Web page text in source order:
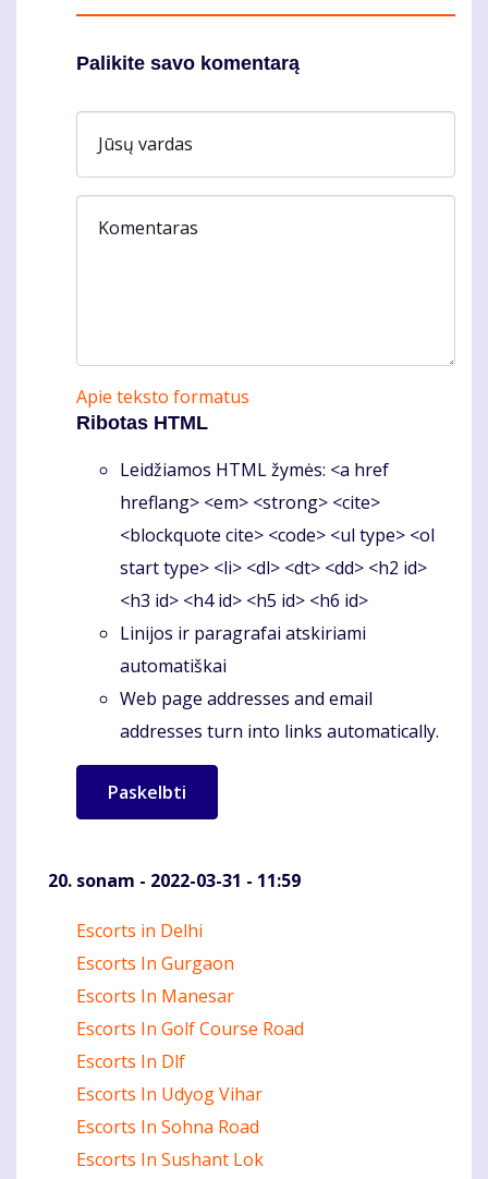
Palikite savo komentarą
Jūsų vardas
Komentaras
Apie teksto formatus
Ribotas HTML
Leidžiamos HTML žymės: <a href
hreflang> <em> <strong> <cite>
<blockquote cite> <code> <ul type> <ol
start type> <li> <dl> <dt> <dd> <h2 id>
<h3 id> <h4 id> <h5 id> <h6 id>
Linijos ir paragrafai atskiriami
automatiškai
Web page addresses and email
addresses turn into links automatically.
sonam - 2022-03-31 - 11:59
Komentaras
Escorts in Delhi
Escorts In Gurgaon
Escorts In Manesar
Escorts In Golf Course Road
Escorts In Dlf
Escorts In Udyog Vihar
Escorts In Sohna Road
Escorts In Sushant Lok